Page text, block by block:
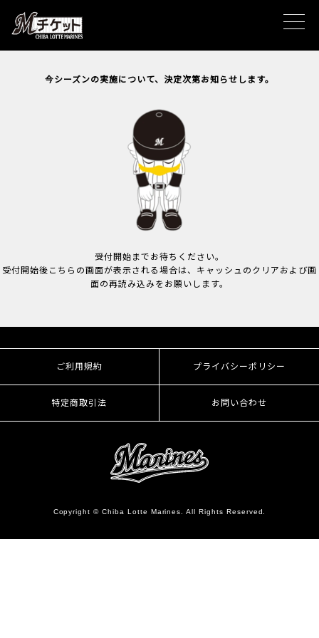
今シーズンの実施について、決定次第お知らせします。
受付開始までお待ちください。
受付開始後こちらの画面が表示される場合は、キャッシュのクリアおよび画
面の再読み込みをお願いします。
ご利用規約 プライバシーポリシー
特定商取引法 お問い合わせ
Copyright © Chiba Lotte Marines. All Rights Reserved.